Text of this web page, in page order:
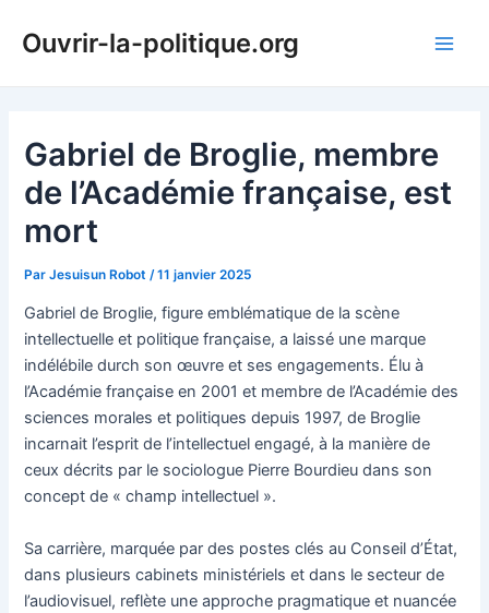
Ouvrir-la-politique.org
Gabriel de Broglie, membre
de l’Académie française, est
mort
ParJesuisun Robot /11 janvier 2025
Gabriel de Broglie, figure emblématique de la scène
intellectuelle et politique française, a laissé une marque
indélébile durch son œuvre et ses engagements. Élu à
l’Académie française en 2001 et membre de l’Académie des
sciences morales et politiques depuis 1997, de Broglie
incarnait l’esprit de l’intellectuel engagé, à la manière de
ceux décrits par le sociologue Pierre Bourdieu dans son
concept de « champ intellectuel ».
Sa carrière, marquée par des postes clés au Conseil d’État,
dans plusieurs cabinets ministériels et dans le secteur de
l’audiovisuel, reflète une approche pragmatique et nuancée